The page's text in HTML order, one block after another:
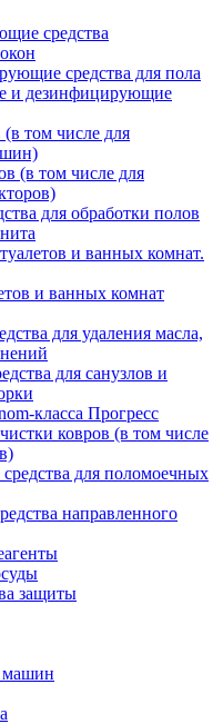
средства
средства для пола
и дезинфицирующие
том числе для
(в том числе для
для обработки полов
и ванных комнат.
и ванных комнат
для удаления масла,
для санузлов и
класса Прогресс
ковров (в том числе
для поломоечных
направленного
защиты
машин